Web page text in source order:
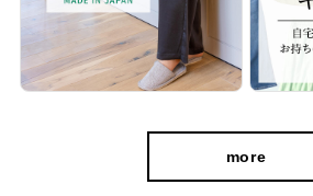
more